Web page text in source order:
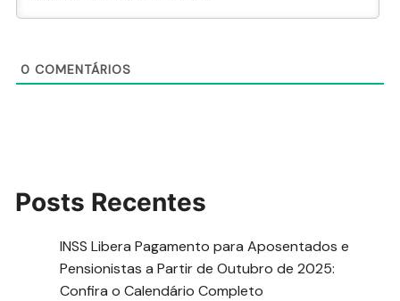
0 COMENTÁRIOS
Posts Recentes
INSS Libera Pagamento para Aposentados e
Pensionistas a Partir de Outubro de 2025:
Confira o Calendário Completo